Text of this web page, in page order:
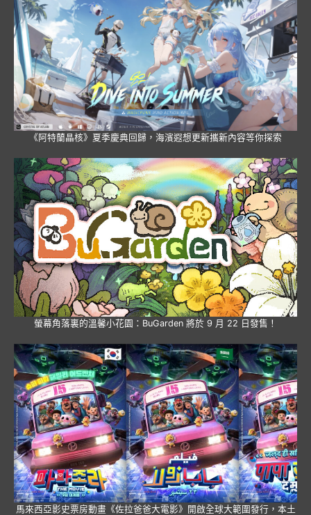
《阿特蘭晶核》夏季慶典回歸，海濱遐想更新攜新內容等你探索
螢幕角落裏的溫馨小花園：BuGarden 將於 9 月 22 日發售！
馬來西亞影史票房動畫《佐拉爸爸大電影》開啟全球大範圍發行，本土